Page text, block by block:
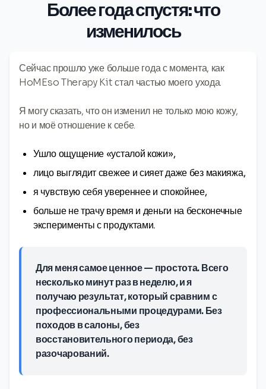
Более года спустя: что
изменилось
Сейчас прошло уже больше года с момента, как
HoMEso Therapy Kit стал частью моего ухода.
Я могу сказать, что он изменил не только мою кожу,
но и моё отношение к себе.
Ушло ощущение «усталой кожи»,
лицо выглядит свежее и сияет даже без макияжа,
я чувствую себя увереннее и спокойнее,
больше не трачу время и деньги на бесконечные
эксперименты с продуктами.
Для меня самое ценное — простота. Всего
несколько минут раз в неделю, и я
получаю результат, который сравним с
профессиональными процедурами. Без
походов в салоны, без
восстановительного периода, без
разочарований.